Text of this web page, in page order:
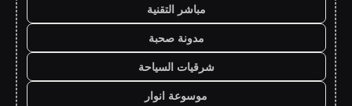
مباشر التقنية
مدونة صحبة
شرقيات السياحة
موسوعة انوار